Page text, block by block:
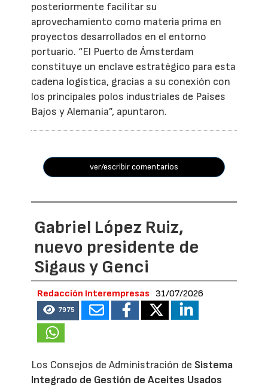
posteriormente facilitar su
aprovechamiento como materia prima en
proyectos desarrollados en el entorno
portuario. “El Puerto de Ámsterdam
constituye un enclave estratégico para esta
cadena logística, gracias a su conexión con
los principales polos industriales de Países
Bajos y Alemania”, apuntaron.
ver/escribir comentarios
Gabriel López Ruiz,
nuevo presidente de
Sigaus y Genci
Redacción Interempresas 31/07/2026
7975
Los Consejos de Administración de Sistema
Integrado de Gestión de Aceites Usados